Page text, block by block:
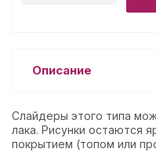
Описание
Слайдеры этого типа
лака. Рисунки остаются
покрытием (топом или